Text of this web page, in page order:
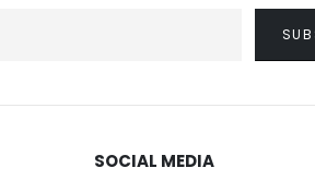
SOCIAL MEDIA